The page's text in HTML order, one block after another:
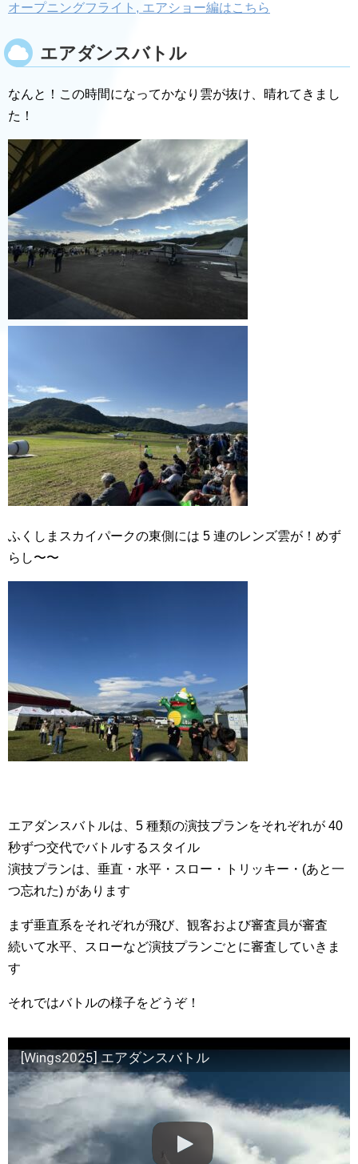
オープニングフライト, エアショー編はこちら
エアダンスバトル
なんと！この時間になってかなり雲が抜け、晴れてきまし
た！
ふくしまスカイパークの東側には 5 連のレンズ雲が！めず
らし〜〜
エアダンスバトルは、5 種類の演技プランをそれぞれが 40
秒ずつ交代でバトルするスタイル
演技プランは、垂直・水平・スロー・トリッキー・(あと一
つ忘れた) があります
まず垂直系をそれぞれが飛び、観客および審査員が審査
続いて水平、スローなど演技プランごとに審査していきま
す
それではバトルの様子をどうぞ！
[Wings2025] エアダンスバトル